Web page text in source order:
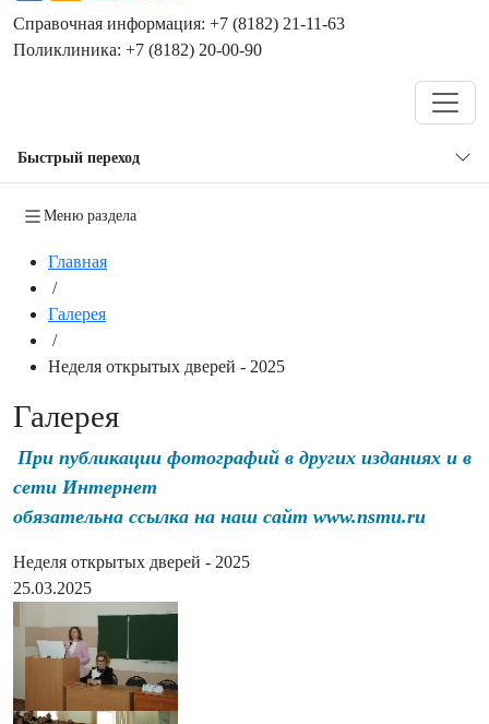
Справочная информация: +7 (8182) 21-11-63
Поликлиника: +7 (8182) 20-00-90
Быстрый переход
Меню раздела
Главная
/
Галерея
/
Неделя открытых дверей - 2025
Галерея
При публикации фотографий в других изданиях и в
сети Интернет
обязательна ссылка на наш сайт www.nsmu.ru
Неделя открытых дверей - 2025
25.03.2025